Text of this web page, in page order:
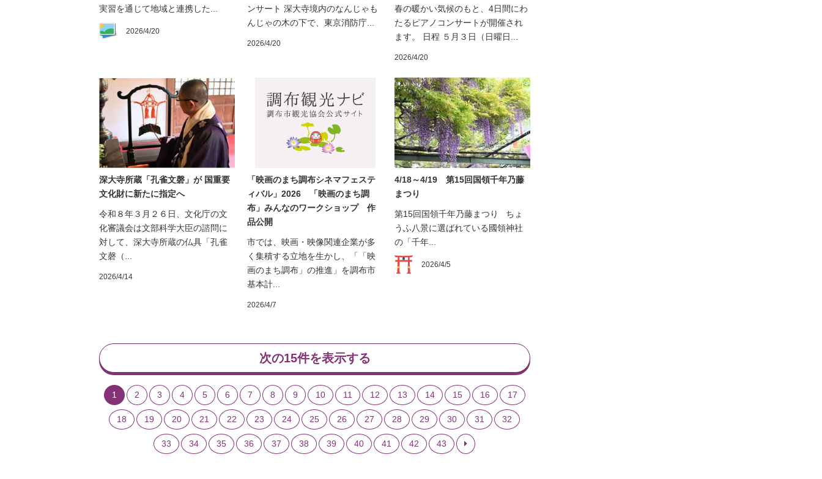
実習を通じて地域と連携した...
2026/4/20
ンサート 深大寺境内のなんじゃも
んじゃの木の下で、東京消防庁...
2026/4/20
春の暖かい気候のもと、4日間にわ
たるピアノコンサートが開催され
ます。 日程 ５月３日（日曜日...
2026/4/20
深大寺所蔵「孔雀文磬」が 国重要
文化財に新たに指定へ
令和８年３月２６日、文化庁の文
化審議会は文部科学大臣の諮問に
対して、深大寺所蔵の仏具「孔雀
文磬（...
2026/4/14
「映画のまち調布シネマフェステ
ィバル」2026 「映画のまち調
布」みんなのワークショップ 作
品公開
市では、映画・映像関連企業が多
く集積する立地を生かし、「「映
画のまち調布」の推進」を調布市
基本計...
2026/4/7
4/18～4/19 第15回国領千年乃藤
まつり
第15回国領千年乃藤まつり ちょ
うふ八景に選ばれている國領神社
の「千年...
2026/4/5
次の15件を表示する
1 2 3 4 5 6 7 8 9 10 11 12 13 14 15 16 17
18 19 20 21 22 23 24 25 26 27 28 29 30 31 32
33 34 35 36 37 38 39 40 41 42 43